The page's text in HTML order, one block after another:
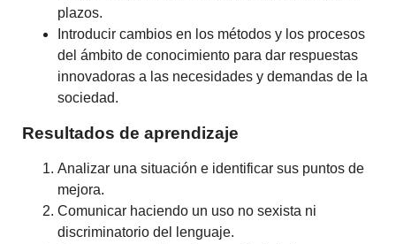
plazos.
Introducir cambios en los métodos y los procesos
del ámbito de conocimiento para dar respuestas
innovadoras a las necesidades y demandas de la
sociedad.
Resultados de aprendizaje
Analizar una situación e identificar sus puntos de
mejora.
Comunicar haciendo un uso no sexista ni
discriminatorio del lenguaje.